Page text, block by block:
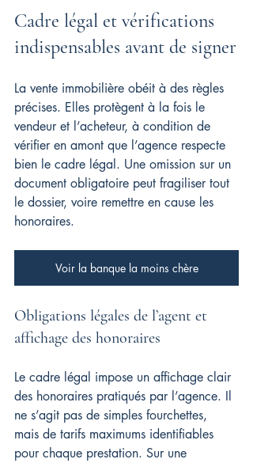
Cadre légal et vérifications
indispensables avant de signer
La vente immobilière obéit à des règles
précises. Elles protègent à la fois le
vendeur et l’acheteur, à condition de
vérifier en amont que l’agence respecte
bien le cadre légal. Une omission sur un
document obligatoire peut fragiliser tout
le dossier, voire remettre en cause les
honoraires.
Voir la banque la moins chère
Obligations légales de l’agent et
affichage des honoraires
Le cadre légal impose un affichage clair
des honoraires pratiqués par l’agence. Il
ne s’agit pas de simples fourchettes,
mais de tarifs maximums identifiables
pour chaque prestation. Sur une